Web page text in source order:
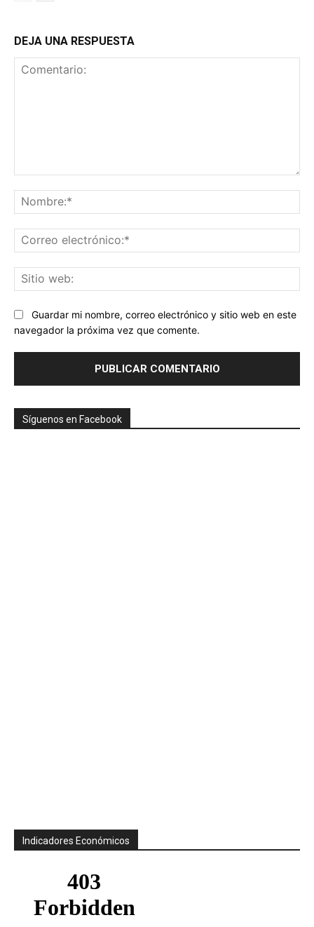
DEJA UNA RESPUESTA
Guardar mi nombre, correo electrónico y sitio web en este
navegador la próxima vez que comente.
Síguenos en Facebook
Indicadores Económicos